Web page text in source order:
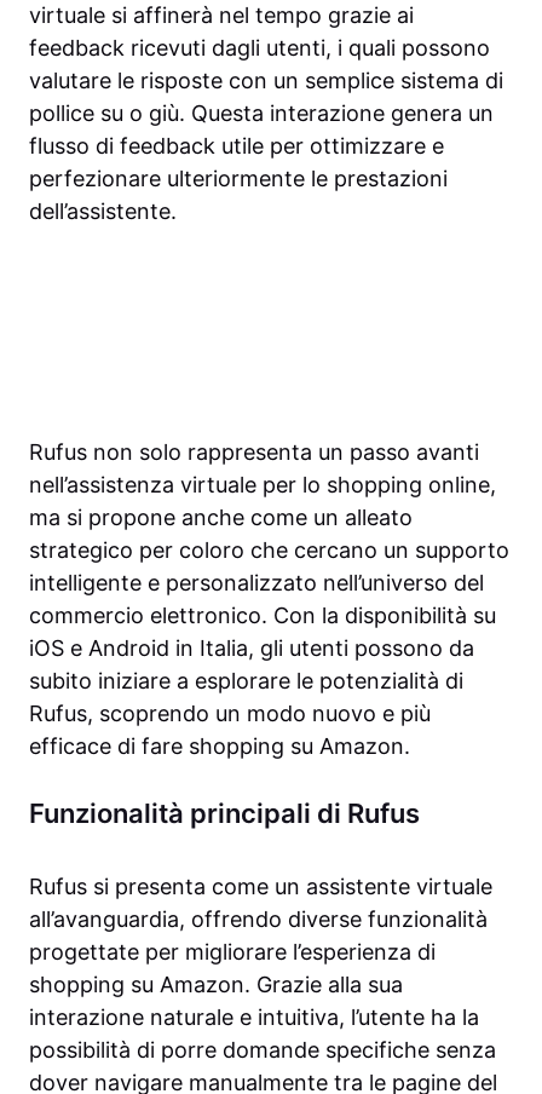
virtuale si affinerà nel tempo grazie ai
feedback ricevuti dagli utenti, i quali possono
valutare le risposte con un semplice sistema di
pollice su o giù. Questa interazione genera un
flusso di feedback utile per ottimizzare e
perfezionare ulteriormente le prestazioni
dell’assistente.
Rufus non solo rappresenta un passo avanti
nell’assistenza virtuale per lo shopping online,
ma si propone anche come un alleato
strategico per coloro che cercano un supporto
intelligente e personalizzato nell’universo del
commercio elettronico. Con la disponibilità su
iOS e Android in Italia, gli utenti possono da
subito iniziare a esplorare le potenzialità di
Rufus, scoprendo un modo nuovo e più
efficace di fare shopping su Amazon.
Funzionalità principali di Rufus
Rufus si presenta come un assistente virtuale
all’avanguardia, offrendo diverse funzionalità
progettate per migliorare l’esperienza di
shopping su Amazon. Grazie alla sua
interazione naturale e intuitiva, l’utente ha la
possibilità di porre domande specifiche senza
dover navigare manualmente tra le pagine del